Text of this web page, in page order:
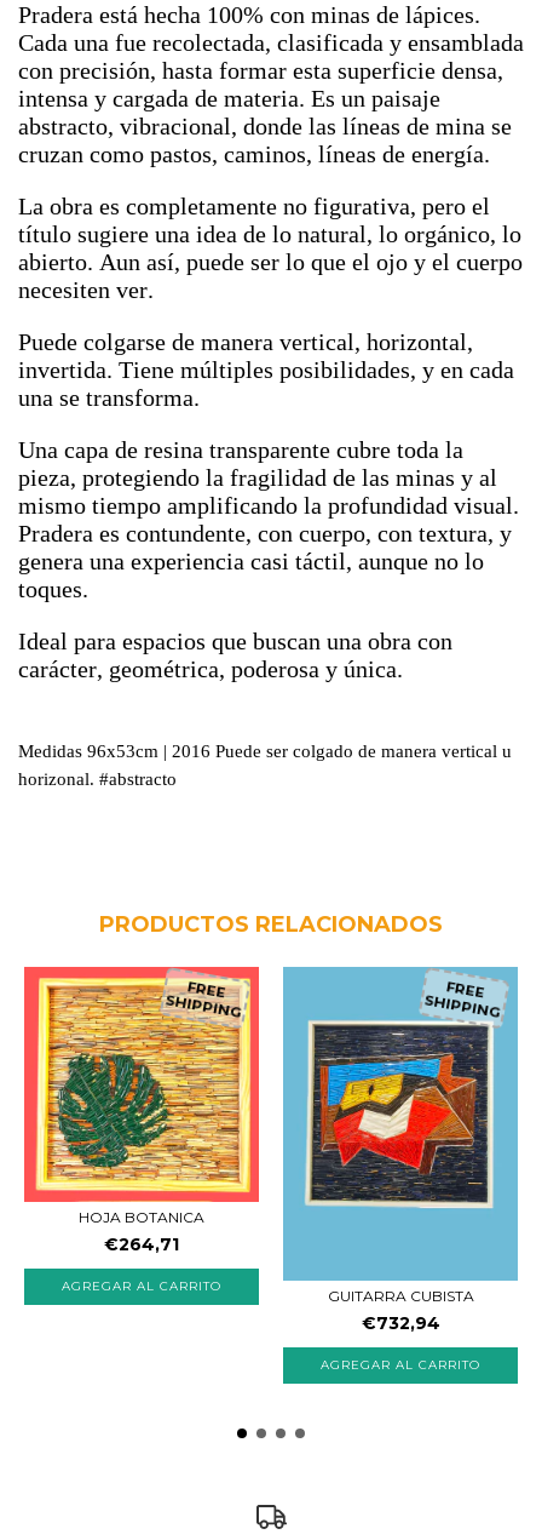
Pradera está hecha 100% con minas de lápices.
Cada una fue recolectada, clasificada y ensamblada
con precisión, hasta formar esta superficie densa,
intensa y cargada de materia. Es un paisaje
abstracto, vibracional, donde las líneas de mina se
cruzan como pastos, caminos, líneas de energía.
La obra es completamente no figurativa, pero el
título sugiere una idea de lo natural, lo orgánico, lo
abierto. Aun así, puede ser lo que el ojo y el cuerpo
necesiten ver.
Puede colgarse de manera vertical, horizontal,
invertida. Tiene múltiples posibilidades, y en cada
una se transforma.
Una capa de resina transparente cubre toda la
pieza, protegiendo la fragilidad de las minas y al
mismo tiempo amplificando la profundidad visual.
Pradera es contundente, con cuerpo, con textura, y
genera una experiencia casi táctil, aunque no lo
toques.
Ideal para espacios que buscan una obra con
carácter, geométrica, poderosa y única.
Medidas 96x53cm | 2016 Puede ser colgado de manera vertical u
horizonal. #abstracto
PRODUCTOS RELACIONADOS
FREE
SHIPPING
HOJA BOTANICA
€264,71
FREE
SHIPPING
GUITARRA CUBISTA
€732,94